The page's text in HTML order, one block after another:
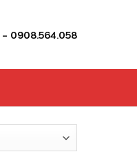
- 0908.564.058